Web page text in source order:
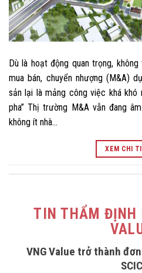
Dù là hoạt động quan trọng,
mua bán, chuyển nhượng (M&A)
sản lại là mảng công việc khá khó
pha” Thị trường M&A vẫn đang
không ít nhà…
XEM CHI
TIN THẨM ĐỊNH
VNG Value trở thành
SCIC